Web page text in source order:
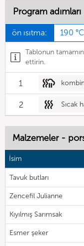
Program adımları
ön ısıtma: 190 °C
Tablonun
ettirin.
1
2 Sıcak
Malzemeler -
İsim
Tavuk butları
Zencefil Julianne
Kıyılmış Sarımsak
Esmer şeker